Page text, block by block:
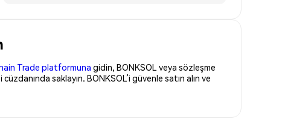
Trade platformuna gidin, BONKSOL veya sözleşme
saklayın. BONKSOL’i güvenle satın alın ve